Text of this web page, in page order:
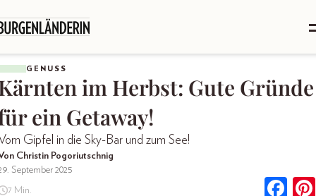
GENUSS
im Herbst: Gute Gründe
ein Getaway!
Gipfel in die Sky-Bar und zum See!
Christin Pogoriutschnig
September 2025
7 Min.